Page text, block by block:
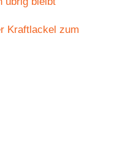
Kraftlackel zum